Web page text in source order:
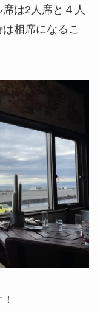
は2人席と４人
相席になるこ